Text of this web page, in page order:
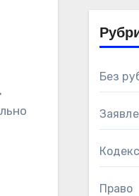
Без
Право